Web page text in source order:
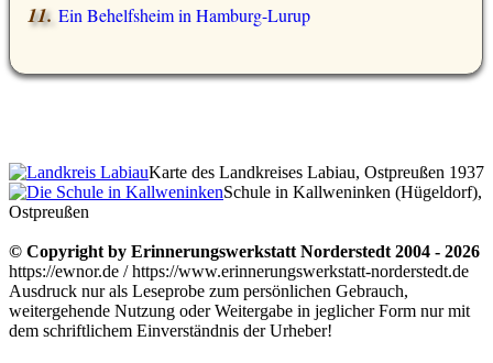
Ein Behelfsheim in Hamburg-Lurup
Karte des Landkreises Labiau, Ostpreußen 1937
Schule in Kallweninken (Hügeldorf),
Ostpreußen
© Copyright by Erinnerungswerkstatt Norderstedt 2004 - 2026
https://ewnor.de / https://www.erinnerungswerkstatt-norderstedt.de
Ausdruck nur als Leseprobe zum persönlichen Gebrauch,
weitergehende Nutzung oder Weitergabe in jeglicher Form nur mit
dem schriftlichem Einverständnis der Urheber!